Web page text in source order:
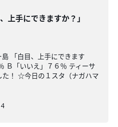
、上手にできますか？」
「白目、上手にできます
Ｂ「いいえ」７６％ ティーサ
た！ ☆今日の１スタ（ナガハマ